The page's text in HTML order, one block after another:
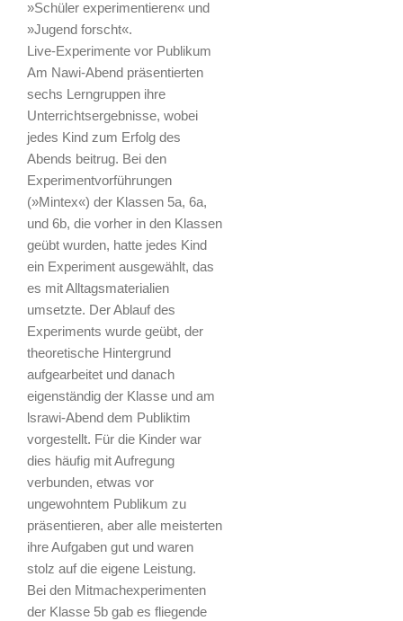
»Schüler experimentieren« und
»Jugend forscht«.
Live-Experimente vor Publikum
Am Nawi-Abend präsentierten
sechs Lerngruppen ihre
Unterrichtsergebnisse, wobei
jedes Kind zum Erfolg des
Abends beitrug. Bei den
Experimentvorführungen
(»Mintex«) der Klassen 5a, 6a,
und 6b, die vorher in den Klassen
geübt wurden, hatte jedes Kind
ein Experiment ausgewählt, das
es mit Alltagsmaterialien
umsetzte. Der Ablauf des
Experiments wurde geübt, der
theoretische Hintergrund
aufgearbeitet und danach
eigenständig der Klasse und am
lsrawi-Abend dem Publiktim
vorgestellt. Für die Kinder war
dies häufig mit Aufregung
verbunden, etwas vor
ungewohntem Publikum zu
präsentieren, aber alle meisterten
ihre Aufgaben gut und waren
stolz auf die eigene Leistung.
Bei den Mitmachexperimenten
der Klasse 5b gab es fliegende